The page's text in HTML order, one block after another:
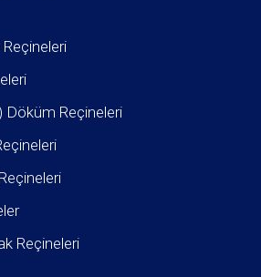
Döküm Reçineleri
Reçineleri